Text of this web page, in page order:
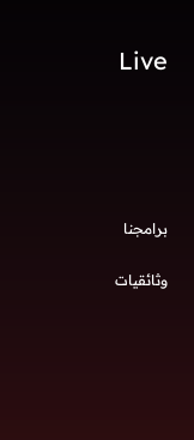
Live
برامجنا
وثائقيات